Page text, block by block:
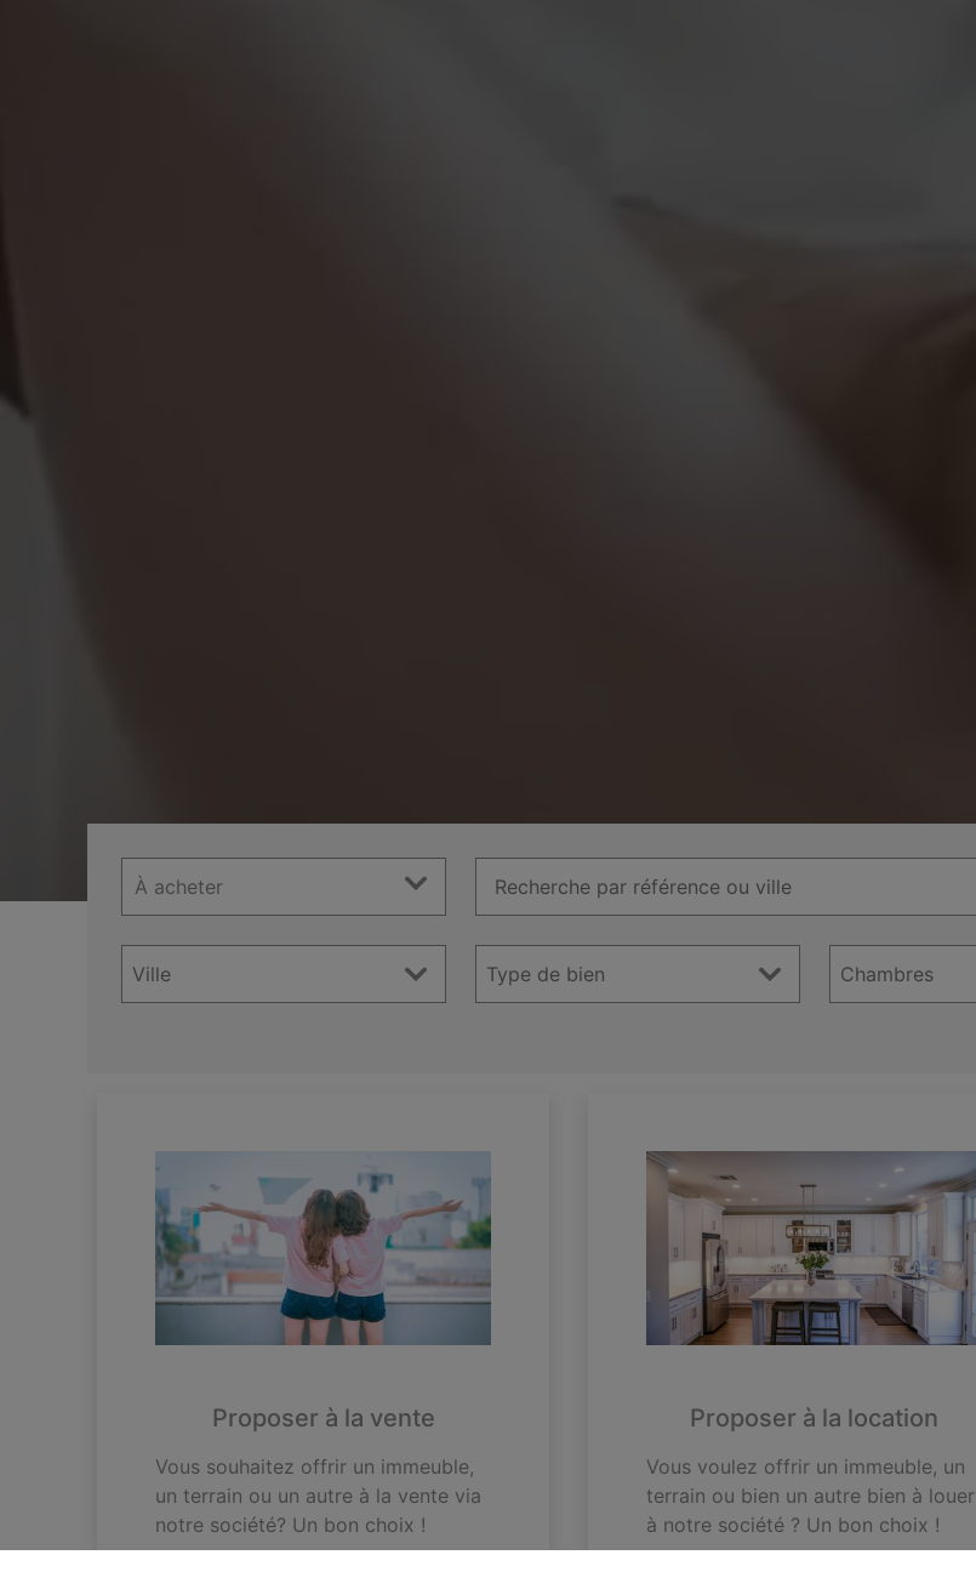
À acheter
Proposer à la vente
Vous souhaitez offrir un immeuble,
un terrain ou un autre à la vente via
notre société? Un bon choix !
Proposer à la location
Vous voulez offrir un immeuble, un
terrain ou bien un autre bien à louer
à notre société ? Un bon choix !